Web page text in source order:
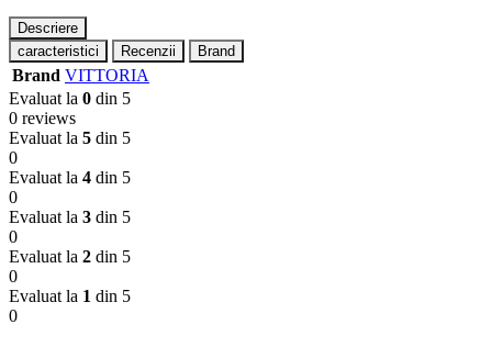
Descriere
caracteristici
Recenzii Brand
Brand VITTORIA
Evaluat la 0 din 5
0 reviews
Evaluat la 5 din 5
0
Evaluat la 4 din 5
0
Evaluat la 3 din 5
0
Evaluat la 2 din 5
0
Evaluat la 1 din 5
0